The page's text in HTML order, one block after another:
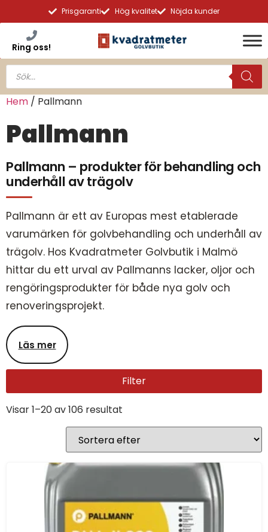
Prisgaranti Hög kvalitet Nöjda kunder
Ring oss!
Hem / Pallmann
Pallmann
Pallmann – produkter för behandling och
underhåll av trägolv
Pallmann är ett av Europas mest etablerade
varumärken för golvbehandling och underhåll av
trägolv. Hos Kvadratmeter Golvbutik i Malmö
hittar du ett urval av Pallmanns lacker, oljor och
rengöringsprodukter för både nya golv och
renoveringsprojekt.
Läs mer
Filter
Visar 1–20 av 106 resultat